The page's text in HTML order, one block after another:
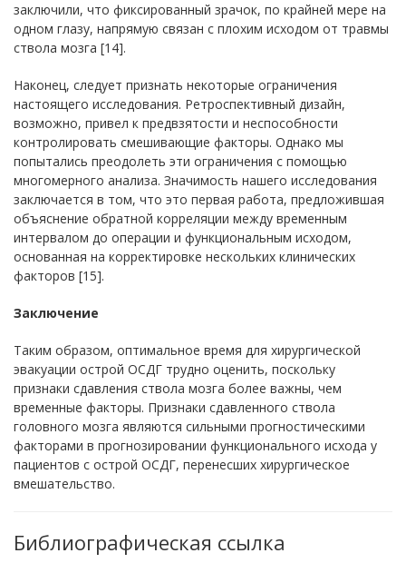
заключили, что фиксированный зрачок, по крайней мере на
одном глазу, напрямую связан с плохим исходом от травмы
ствола мозга [14].
Наконец, следует признать некоторые ограничения
настоящего исследования. Ретроспективный дизайн,
возможно, привел к предвзятости и неспособности
контролировать смешивающие факторы. Однако мы
попытались преодолеть эти ограничения с помощью
многомерного анализа. Значимость нашего исследования
заключается в том, что это первая работа, предложившая
объяснение обратной корреляции между временным
интервалом до операции и функциональным исходом,
основанная на корректировке нескольких клинических
факторов [15].
Заключение
Таким образом, оптимальное время для хирургической
эвакуации острой ОСДГ трудно оценить, поскольку
признаки сдавления ствола мозга более важны, чем
временные факторы. Признаки сдавленного ствола
головного мозга являются сильными прогностическими
факторами в прогнозировании функционального исхода у
пациентов с острой ОСДГ, перенесших хирургическое
вмешательство.
Библиографическая ссылка